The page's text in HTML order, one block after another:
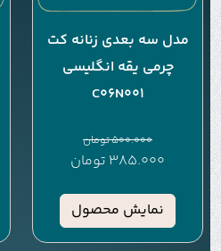
مدل سه بعدی زنانه کت
چرمی یقه انگلیسی
C06N001
500.000تومان
385.000 تومان
نمایش محصول